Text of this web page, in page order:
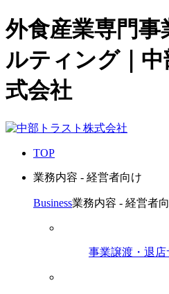
外食産業専門
ルティング｜
式会社
TOP
業務内容 - 経営者向け
Business業務内容 - 経営者
事業譲渡・退店